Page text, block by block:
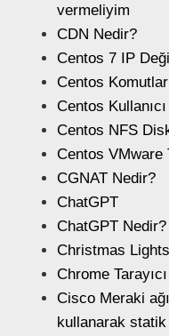
vermeliyim
CDN Nedir?
Centos 7 IP
Centos
Centos
Centos NFS
Centos VMware
CGNAT Nedir?
ChatGPT
ChatGPT Nedir?
Christmas Lights
Chrome
Cisco Meraki
kullanarak statik